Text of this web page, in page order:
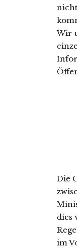
Wir
Die
dies
im